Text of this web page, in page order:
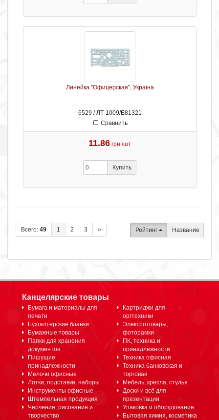
Линейка "Офицерская", Україна
6529 / ЛТ-1009/Е81321
Сравнить
11.86 грн./шт
Купить
Всего: 49 1 2 3 » Рейтинг Название
Канцелярские товары
Бумага и материалы для
печати
Бухгалтерские бланки
Бумажные товары
Папки для хранения
документов
Пишущие
принадлежности
Мелочи офисные
Лотки, подставки, наборы
Инструменты офисные
Штемпельная продукция
Черчение, рисование и
творчество
Картриджи для
оргтехники
Электротовары,
фоторамки
ПК, техника и
принадлежности
Техника офисная
Техника банковская и
торговая
Мебель, кресла, стулья
Доски и всё для
презентации
Упаковка и оборудование
Бытовая химия, косметика